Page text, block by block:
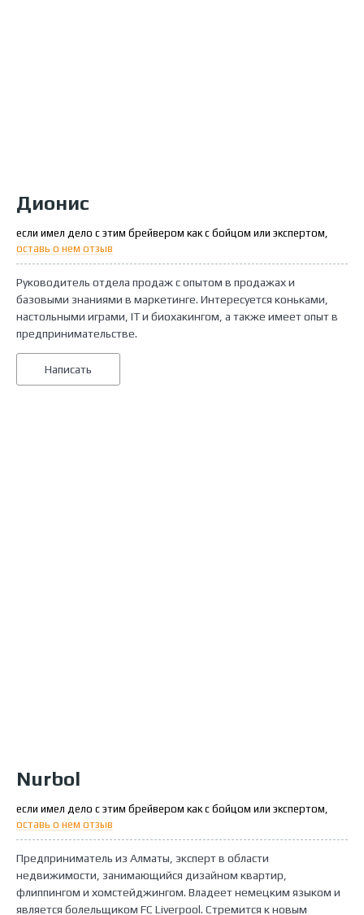
Дионис
если имел дело с этим брейвером как с бойцом или экспертом,
оставь о нем отзыв
Руководитель отдела продаж с опытом в продажах и
базовыми знаниями в маркетинге. Интересуется коньками,
настольными играми, IT и биохакингом, а также имеет опыт в
предпринимательстве.
Написать
Nurbol
если имел дело с этим брейвером как с бойцом или экспертом,
оставь о нем отзыв
Предприниматель из Алматы, эксперт в области
недвижимости, занимающийся дизайном квартир,
флиппингом и хомстейджингом. Владеет немецким языком и
является болельщиком FC Liverpool. Стремится к новым